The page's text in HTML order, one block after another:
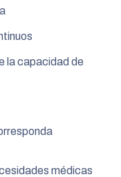
la capacidad de
médicas